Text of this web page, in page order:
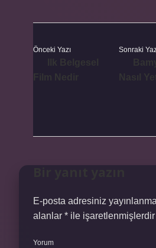
Önceki Yazı Sonraki
E-posta adresiniz
alanlar * ile işaretlenmişlerdir
Yorum